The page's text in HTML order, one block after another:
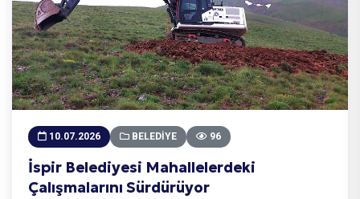
10.07.2026 BELEDIYE 96
İspir Belediyesi Mahallelerdeki
Çalışmalarını Sürdürüyor